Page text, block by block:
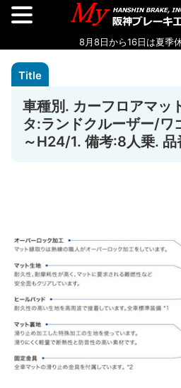
車種別. カーフロアマッ
タ:ランドクルーザー/
～H24/1. 備考:8人乗.